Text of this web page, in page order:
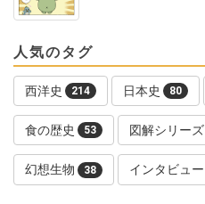
人気のタグ
西洋史 214 日本史 80
食の歴史 53 図解シリーズ
幻想生物 38 インタビュー